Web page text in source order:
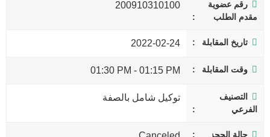
رقم عضوية
مقدم الطلب
200910310100
تاريخ المقابلة 2022-02-24
وقت المقابلة 01:15 PM
-
01:30 PM
التصنيف
الفرعي
توكيل شامل بالصفة
حالة الحجز